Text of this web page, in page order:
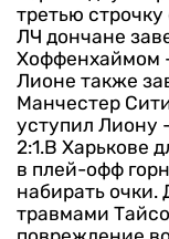
третью
ЛЧ дончане
Хоффенхаймом
Лионе также
Манчестер
уступил Лиону
2:1.В Харькове
в плей-офф
набирать очки.
травмами